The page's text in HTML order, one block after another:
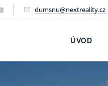
dumsnu@nextreality.cz
ÚVOD